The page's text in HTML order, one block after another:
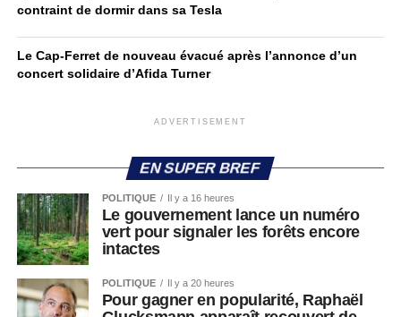
contraint de dormir dans sa Tesla
Le Cap-Ferret de nouveau évacué après l’annonce d’un
concert solidaire d’Afida Turner
ADVERTISEMENT
EN SUPER BREF
POLITIQUE Il y a 16 heures
Le gouvernement lance un numéro
vert pour signaler les forêts encore
intactes
POLITIQUE Il y a 20 heures
Pour gagner en popularité, Raphaël